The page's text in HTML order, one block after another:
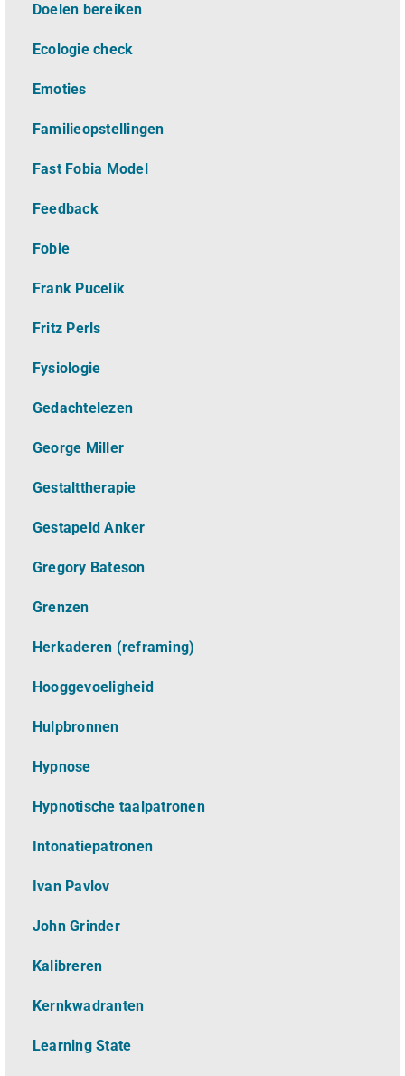
Doelen bereiken
Ecologie check
Emoties
Familieopstellingen
Fast Fobia Model
Feedback
Fobie
Frank Pucelik
Fritz Perls
Fysiologie
Gedachtelezen
George Miller
Gestalttherapie
Gestapeld Anker
Gregory Bateson
Grenzen
Herkaderen (reframing)
Hooggevoeligheid
Hulpbronnen
Hypnose
Hypnotische taalpatronen
Intonatiepatronen
Ivan Pavlov
John Grinder
Kalibreren
Kernkwadranten
Learning State